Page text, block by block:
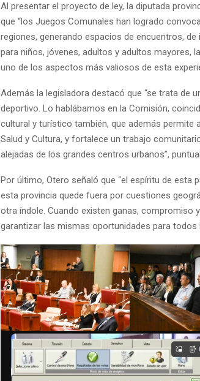
Al presentar el proyecto de ley, la diputada
que “los Juegos Comunales han logrado
regiones, generando espacios de encuentros,
para niños, jóvenes, adultos y adultos mayores,
uno de los aspectos más valiosos de esta
Además la legisladora destacó que “se trata de
deportivo. Lo hablábamos en la Comisión,
cultural y turístico también, que además
Salud y Cultura, y fortalece un trabajo
alejadas de los grandes centros urbanos”,
Por último, Otero señaló que “el espíritu de esta
esta provincia quede fuera por cuestiones
otra índole. Cuando existen ganas, compromiso
garantizar las mismas oportunidades para todos